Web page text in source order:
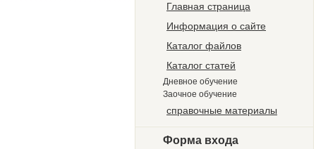
Главная страница
Информация о сайте
Каталог файлов
Каталог статей
Дневное обучение
Заочное обучение
справочные материалы
Форма входа